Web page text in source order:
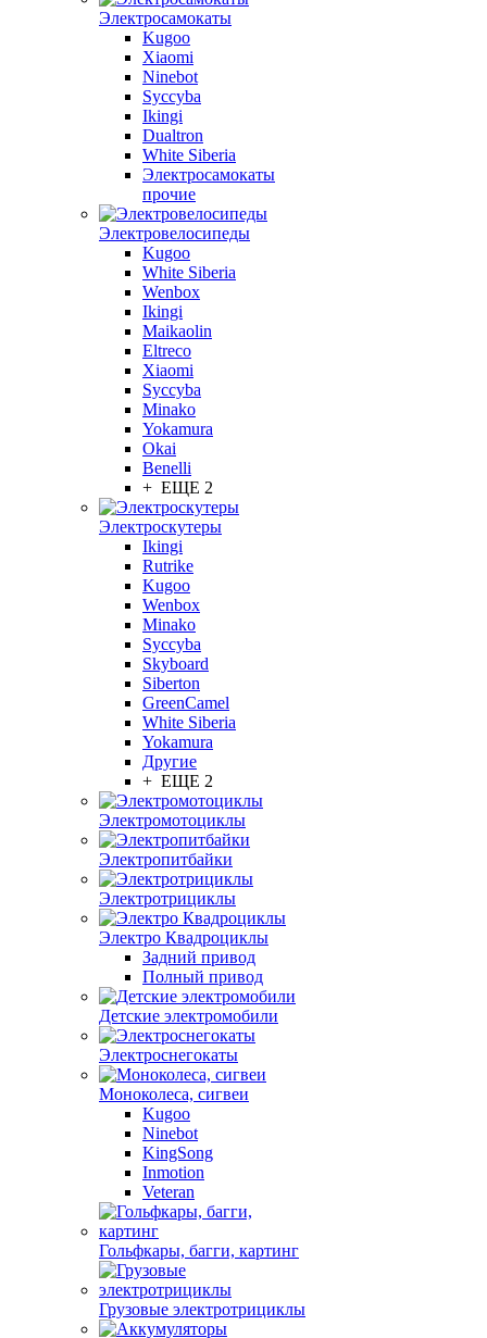
Электросамокаты
Kugoo
Xiaomi
Ninebot
Syccyba
Ikingi
Dualtron
White Siberia
Электросамокаты
прочие
Электровелосипеды
Kugoo
White Siberia
Wenbox
Ikingi
Maikaolin
Eltreco
Xiaomi
Syccyba
Minako
Yokamura
Okai
Benelli
+ ЕЩЕ 2
Электроскутеры
Ikingi
Rutrike
Kugoo
Wenbox
Minako
Syccyba
Skyboard
Siberton
GreenCamel
White Siberia
Yokamura
Другие
+ ЕЩЕ 2
Электромотоциклы
Электропитбайки
Электротрициклы
Электро Квадроциклы
Задний привод
Полный привод
Детские электромобили
Электроснегокаты
Моноколеса, сигвеи
Kugoo
Ninebot
KingSong
Inmotion
Veteran
Гольфкары, багги, картинг
Грузовые электротрициклы